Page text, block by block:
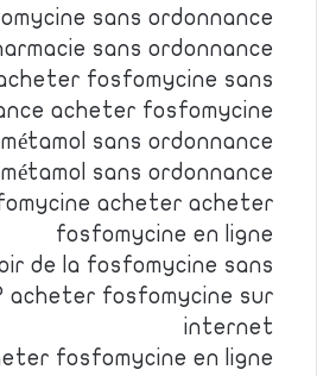
sans ordonnance
sans ordonnance
fosfomycine sans
acheter fosfomycine
sans ordonnance
sans ordonnance
acheter acheter
fosfomycine en ligne
de la fosfomycine sans
acheter fosfomycine sur
internet
fosfomycine en ligne